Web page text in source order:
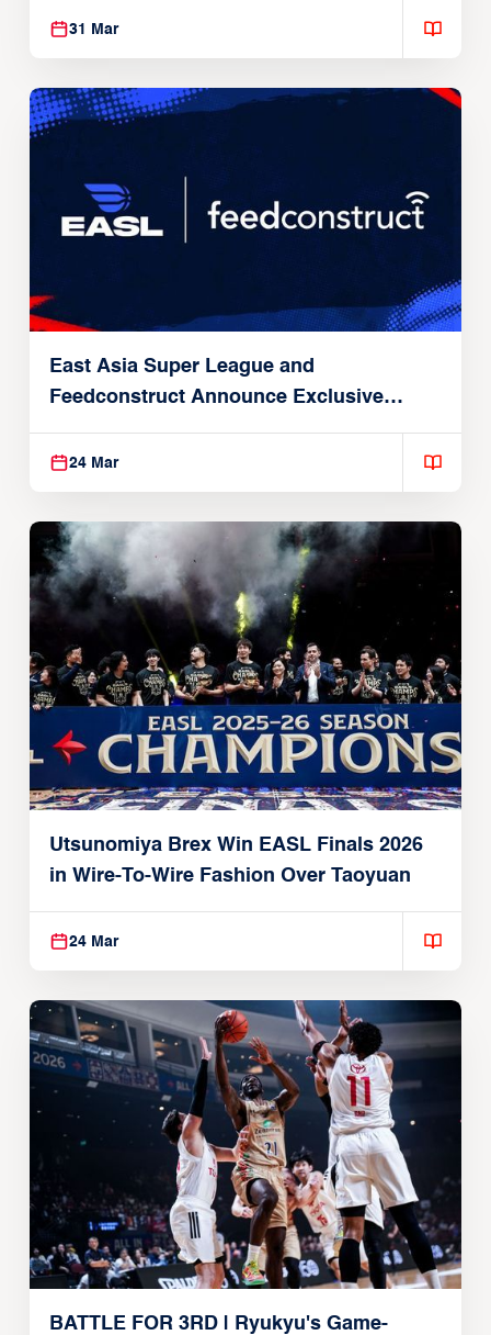
31 Mar
East Asia Super League and
Feedconstruct Announce Exclusive
Global Partnership
24 Mar
Utsunomiya Brex Win EASL Finals 2026
in Wire-To-Wire Fashion Over Taoyuan
24 Mar
BATTLE FOR 3RD | Ryukyu's Game-